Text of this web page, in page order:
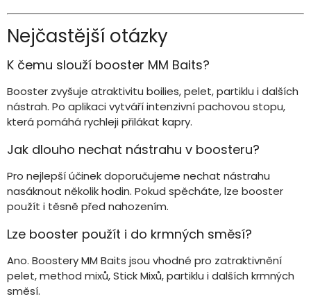
Nejčastější otázky
K čemu slouží booster MM Baits?
Booster zvyšuje atraktivitu boilies, pelet, partiklu i dalších
nástrah. Po aplikaci vytváří intenzivní pachovou stopu,
která pomáhá rychleji přilákat kapry.
Jak dlouho nechat nástrahu v boosteru?
Pro nejlepší účinek doporučujeme nechat nástrahu
nasáknout několik hodin. Pokud spěcháte, lze booster
použít i těsně před nahozením.
Lze booster použít i do krmných směsí?
Ano. Boostery MM Baits jsou vhodné pro zatraktivnění
pelet, method mixů, Stick Mixů, partiklu i dalších krmných
směsí.